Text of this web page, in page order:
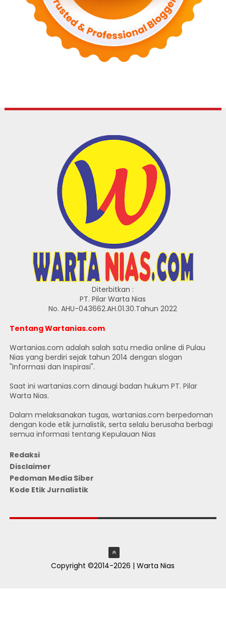
Diterbitkan :
PT. Pilar Warta Nias
No. AHU-043662.AH.01.30.Tahun 2022
Tentang Wartanias.com
Wartanias.com adalah salah satu media online di Pulau
Nias yang berdiri sejak tahun 2014 dengan slogan
"Informasi dan Inspirasi".
Saat ini wartanias.com dinaugi badan hukum PT. Pilar
Warta Nias.
Dalam melaksanakan tugas, wartanias.com berpedoman
dengan kode etik jurnalistik, serta selalu berusaha berbagi
semua informasi tentang Kepulauan Nias
Redaksi
Disclaimer
Pedoman Media Siber
Kode Etik Jurnalistik
Copyright ©2014-2026 | Warta Nias